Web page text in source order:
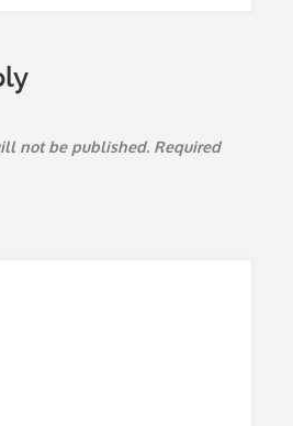
not be published. Required